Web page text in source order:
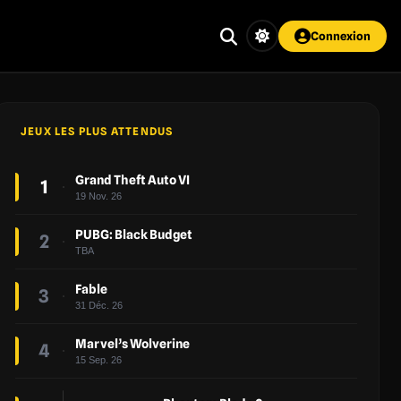
Connexion
JEUX LES PLUS ATTENDUS
1 Grand Theft Auto VI
19 Nov. 26
2 PUBG: Black Budget
TBA
3 Fable
31 Déc. 26
4 Marvel’s Wolverine
15 Sep. 26